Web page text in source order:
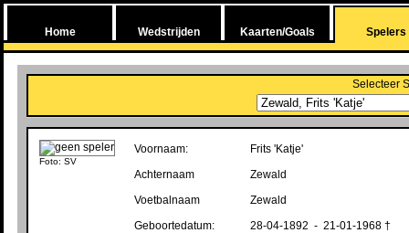
Home Wedstrijden Kaarten/Goals Spelers
Selecteer
Foto: SV
Voornaam:
Frits 'Katje'
Achternaam
Zewald
Voetbalnaam
Zewald
Geboortedatum:
28-04-1892 - 21-01-1968 †